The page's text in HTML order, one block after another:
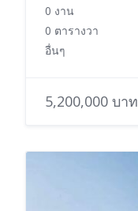
0 งาน
0 ตารางวา
อื่นๆ
5,200,000 บาท